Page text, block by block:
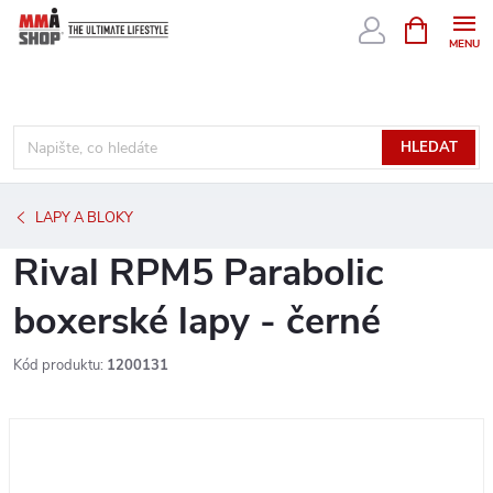
Přejít
HLEDAT
NÁKUPNÍ
KOŠÍK
LAPY A BLOKY
Rival RPM5 Parabolic
boxerské lapy - černé
Kód produktu: 1200131